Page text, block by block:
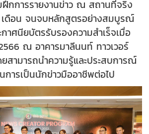
กการรายงานข่าว ณ สถานที่จริง
เดือน จนจบหลักสูตรอย่างสมบูรณ์
กาศนียบัตรรับรองความสำเร็จเมื่อ
ณ อาคารมาลีนนท์ ทาวเวอร์
สามารถนำความรู้และประสบการณ์
การเป็นนักข่าวมืออาชีพต่อไป